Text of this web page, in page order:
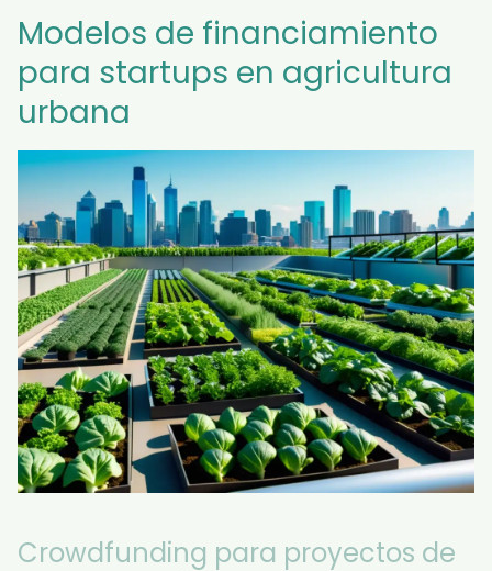
Modelos de financiamiento
para startups en agricultura
urbana
Crowdfunding para proyectos de